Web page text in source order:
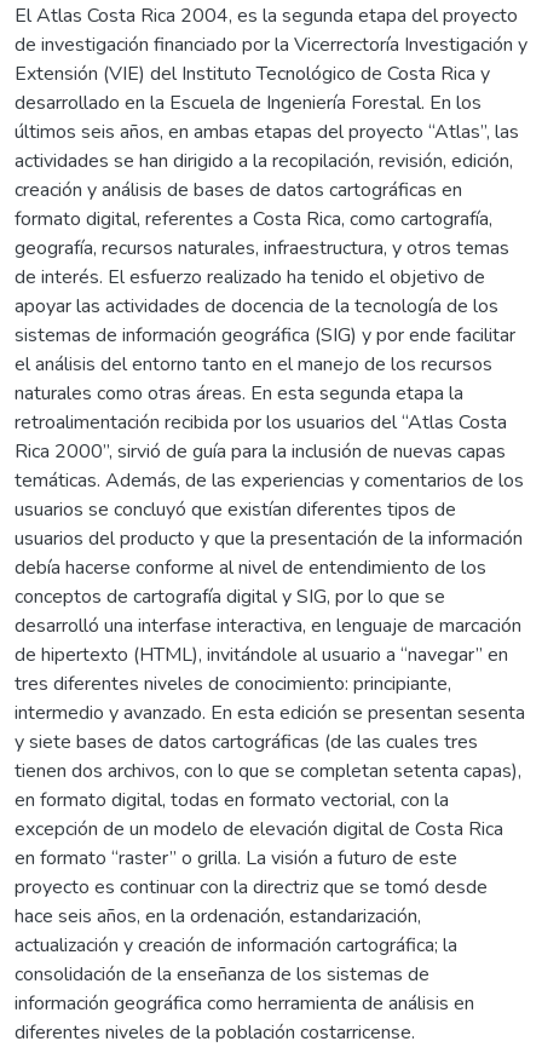
El Atlas Costa Rica 2004, es la segunda etapa del proyecto
de investigación financiado por la Vicerrectoría Investigación y
Extensión (VIE) del Instituto Tecnológico de Costa Rica y
desarrollado en la Escuela de Ingeniería Forestal. En los
últimos seis años, en ambas etapas del proyecto “Atlas”, las
actividades se han dirigido a la recopilación, revisión, edición,
creación y análisis de bases de datos cartográficas en
formato digital, referentes a Costa Rica, como cartografía,
geografía, recursos naturales, infraestructura, y otros temas
de interés. El esfuerzo realizado ha tenido el objetivo de
apoyar las actividades de docencia de la tecnología de los
sistemas de información geográfica (SIG) y por ende facilitar
el análisis del entorno tanto en el manejo de los recursos
naturales como otras áreas. En esta segunda etapa la
retroalimentación recibida por los usuarios del “Atlas Costa
Rica 2000”, sirvió de guía para la inclusión de nuevas capas
temáticas. Además, de las experiencias y comentarios de los
usuarios se concluyó que existían diferentes tipos de
usuarios del producto y que la presentación de la información
debía hacerse conforme al nivel de entendimiento de los
conceptos de cartografía digital y SIG, por lo que se
desarrolló una interfase interactiva, en lenguaje de marcación
de hipertexto (HTML), invitándole al usuario a “navegar” en
tres diferentes niveles de conocimiento: principiante,
intermedio y avanzado. En esta edición se presentan sesenta
y siete bases de datos cartográficas (de las cuales tres
tienen dos archivos, con lo que se completan setenta capas),
en formato digital, todas en formato vectorial, con la
excepción de un modelo de elevación digital de Costa Rica
en formato “raster” o grilla. La visión a futuro de este
proyecto es continuar con la directriz que se tomó desde
hace seis años, en la ordenación, estandarización,
actualización y creación de información cartográfica; la
consolidación de la enseñanza de los sistemas de
información geográfica como herramienta de análisis en
diferentes niveles de la población costarricense.